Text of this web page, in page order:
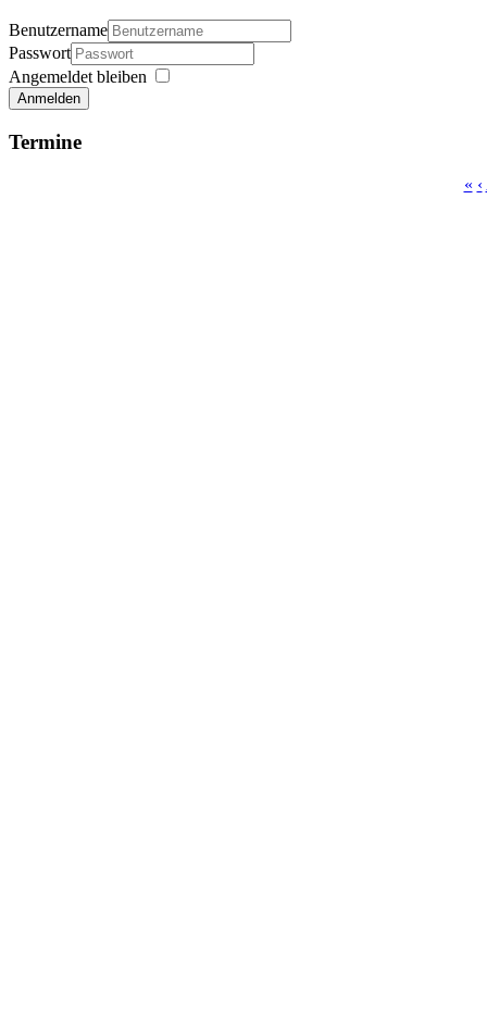
Benutzername
Passwort
Angemeldet bleiben
Anmelden
Termine
« ‹